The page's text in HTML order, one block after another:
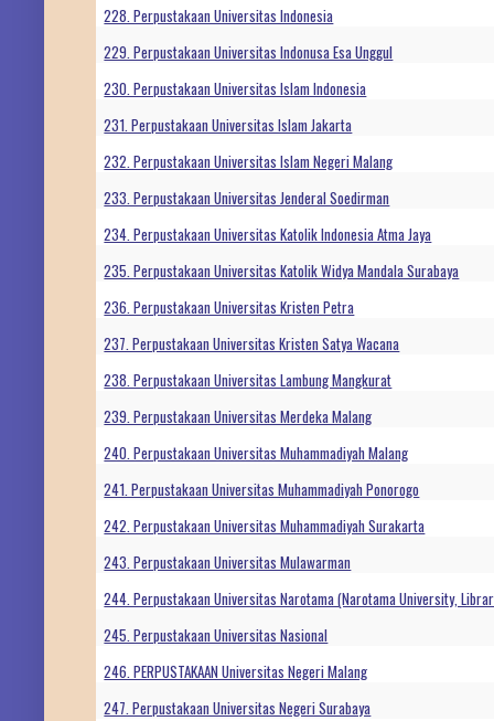
228. Perpustakaan Universitas Indonesia
229. Perpustakaan Universitas Indonusa Esa Unggul
230. Perpustakaan Universitas Islam Indonesia
231. Perpustakaan Universitas Islam Jakarta
232. Perpustakaan Universitas Islam Negeri Malang
233. Perpustakaan Universitas Jenderal Soedirman
234. Perpustakaan Universitas Katolik Indonesia Atma Jaya
235. Perpustakaan Universitas Katolik Widya Mandala Surabaya
236. Perpustakaan Universitas Kristen Petra
237. Perpustakaan Universitas Kristen Satya Wacana
238. Perpustakaan Universitas Lambung Mangkurat
239. Perpustakaan Universitas Merdeka Malang
240. Perpustakaan Universitas Muhammadiyah Malang
241. Perpustakaan Universitas Muhammadiyah Ponorogo
242. Perpustakaan Universitas Muhammadiyah Surakarta
243. Perpustakaan Universitas Mulawarman
244. Perpustakaan Universitas Narotama (Narotama University,
245. Perpustakaan Universitas Nasional
246. PERPUSTAKAAN Universitas Negeri Malang
247. Perpustakaan Universitas Negeri Surabaya